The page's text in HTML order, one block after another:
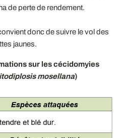
de perte de rendement.
donc de suivre le vol des
jaunes.
sur les cécidomyies
mosellana)